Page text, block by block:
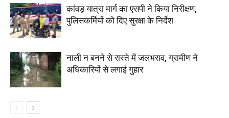
कांवड़ यात्रा मार्ग का एसपी ने किया निरीक्षण,
पुलिसकर्मियों को दिए सुरक्षा के निर्देश
नाली न बनने से रास्ते में जलभराव, ग्रामीण ने
अधिकारियों से लगाई गुहार